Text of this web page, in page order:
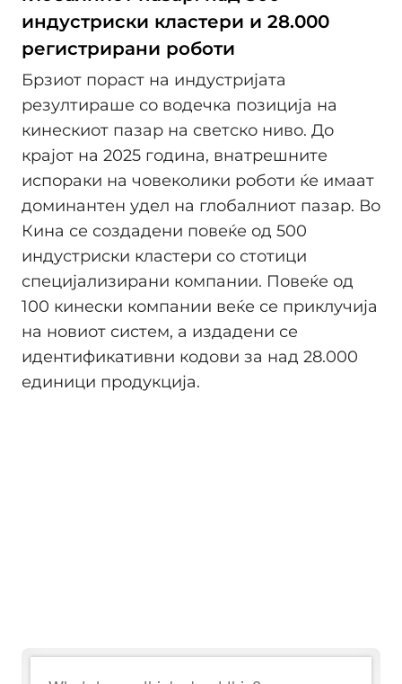
индустриски кластери и 28.000
регистрирани роботи
Брзиот пораст на индустријата
резултираше со водечка позиција на
кинескиот пазар на светско ниво. До
крајот на 2025 година, внатрешните
испораки на човеколики роботи ќе имаат
доминантен удел на глобалниот пазар. Во
Кина се создадени повеќе од 500
индустриски кластери со стотици
специјализирани компании. Повеќе од
100 кинески компании веќе се приклучија
на новиот систем, а издадени се
идентификативни кодови за над 28.000
единици продукција.